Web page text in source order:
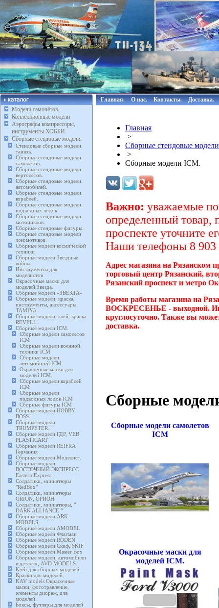
Модели самолётов.
Коллекционные модели
Аэрографы компрессоры,
инструменты ХОББИ.
Сборные стендовые модели.
Стендовые сборные модели
танков.
Сборные стендовые модели
самолетов.
Сборные стендовые модели
вертолетов.
Сборные стендовые модели
автомобилей.
Сборные стендовые модели
кораблей.
Сборные стендовые модели
подводных лодок.
Сборные стендовые модели
мотоциклов.
Сборные стендовые фигуры.
Сборные стендовые модели
локомотивов.
Сборные модели космической
техники
Сборные модели Звездные
войны
Инструменты для
моделистов
Окрасочные маски для
моделей Звезда.
Сборные модели «ЗВЕЗДА»
Сборные модели, краска,
инструменты, аксессуары
TAMIYA
Сборные модели, клей, краска
REVELL
Сборные модели ICM.
Сборные модели самолетов
ICM
Сборные модели военной
техники ICM
Сборные модели
автомобилей ICM.
Окрасочные маски для
моделей ICM.
Сборные модели кораблей
ICM
Сборные модели
подводных лодок ICM
Сборные фигуры ICM
Сборные модели HOBBY
BOSS.
Сборные модели
TRUMPETER.
Сборные модели ГДР, VEB
PLASTICART
Сборные модели REIFRA
Германия
Сборные модели Моделист.
Сборные модели
ВОСТОЧНЫЙ ЭКСПРЕСС
Eastern Express
Солдатики, миниатюры
"RedBox"
Солдатики, миниатюры
ORION, ОРИОН
Солдатики, миниатюры, "
DARK ALLIANCE "
Сборные модели ARK
MODELS
Сборные модели AMODEL
Сборные модели Флагман
Сборные модели RODEN
Сборные модели Скиф, SKIF
Сборные модели Master Box
Сборные модели, автомобили
в деталях, AVD MODELS.
Клей для сборных моделей.
Краски для моделей.
KAV models Окрасочные
маски, фототравление,
элементы диорам, для
моделей.
Боксы, футляры для моделей
Главная. О нас. Контакты. Доставка.
Главная
>
Сборные стендовые
>
Сборные модели ICM.
Важно: уважаемые
определенный товар,
проспекте уточните
Наши телефоны 8 903
Адрес магазина на Рязанском
торговый центр Рязанский,
Рязанский проспект и метро
Время работы магазина на
ВОСКРЕСЕНЬЕ - выходной.
круглосуточно. Также вы
доставка.
Сборные
Сборные модели самолетов
ICM
Окрасочные маски для
моделей ICM.